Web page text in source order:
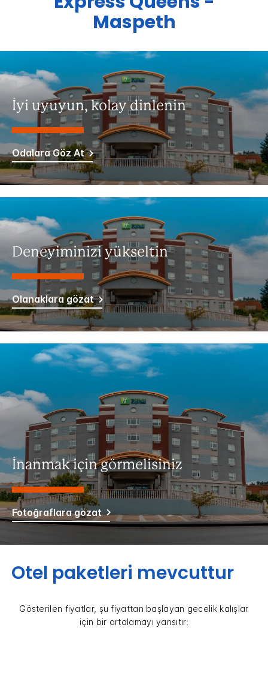
Maspeth
İyi uyuyun, kolay dinlenin
Odalara Göz At
Deneyiminizi yükseltin
Olanaklara gözat
İnanmak için görmelisiniz
Fotoğraflara gözat
Otel paketleri mevcuttur
Gösterilen fiyatlar, şu fiyattan başlayan gecelik kalışlar
için bir ortalamayı yansıtır: